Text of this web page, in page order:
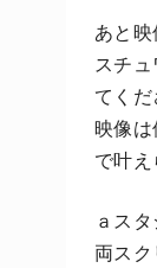
あと
スチ
てく
映像
で叶え
ａス
両ス